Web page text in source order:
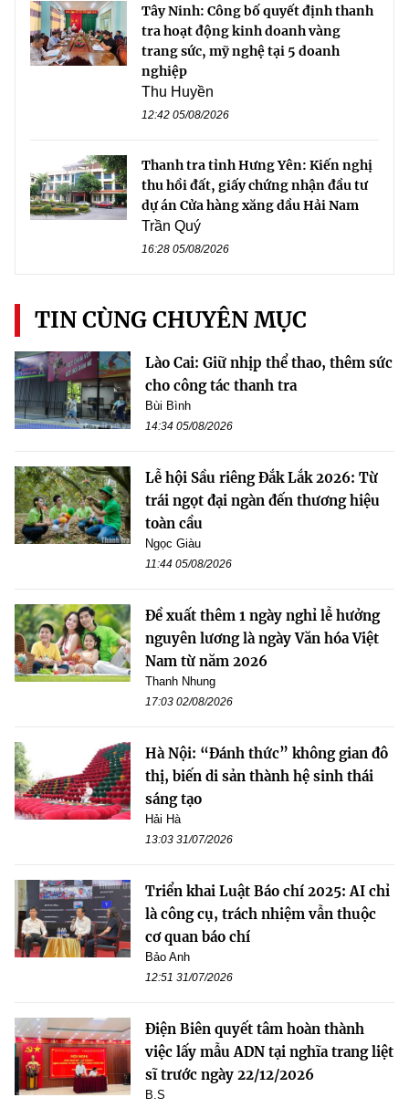
Tây Ninh: Công bố quyết định thanh
tra hoạt động kinh doanh vàng
trang sức, mỹ nghệ tại 5 doanh
nghiệp
Thu Huyền
12:42 05/08/2026
Thanh tra tỉnh Hưng Yên: Kiến nghị
thu hồi đất, giấy chứng nhận đầu tư
dự án Cửa hàng xăng dầu Hải Nam
Trần Quý
16:28 05/08/2026
TIN CÙNG CHUYÊN MỤC
Lào Cai: Giữ nhịp thể thao, thêm sức
cho công tác thanh tra
Bùi Bình
14:34 05/08/2026
Lễ hội Sầu riêng Đắk Lắk 2026: Từ
trái ngọt đại ngàn đến thương hiệu
toàn cầu
Ngọc Giàu
11:44 05/08/2026
Đề xuất thêm 1 ngày nghỉ lễ hưởng
nguyên lương là ngày Văn hóa Việt
Nam từ năm 2026
Thanh Nhung
17:03 02/08/2026
Hà Nội: “Đánh thức” không gian đô
thị, biến di sản thành hệ sinh thái
sáng tạo
Hải Hà
13:03 31/07/2026
Triển khai Luật Báo chí 2025: AI chỉ
là công cụ, trách nhiệm vẫn thuộc
cơ quan báo chí
Bảo Anh
12:51 31/07/2026
Điện Biên quyết tâm hoàn thành
việc lấy mẫu ADN tại nghĩa trang liệt
sĩ trước ngày 22/12/2026
B.S